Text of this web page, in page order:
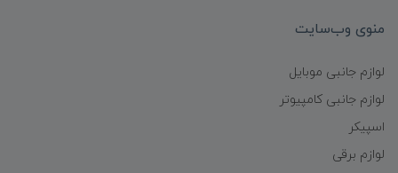
منوی وب‌سایت
لوازم جانبی موبایل
لوازم جانبی کامپیوتر
اسپیکر
لوازم برقی